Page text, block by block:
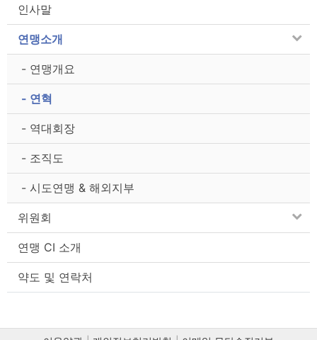
인사말
연맹소개
- 연맹개요
- 연혁
- 역대회장
- 조직도
- 시도연맹 & 해외지부
위원회
연맹 CI 소개
약도 및 연락처